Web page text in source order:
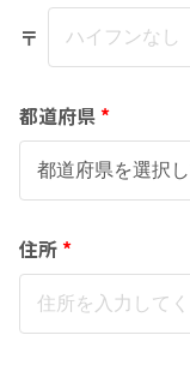
〒
都道府県 *
住所 *